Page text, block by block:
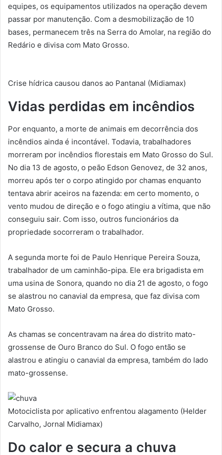
equipes, os equipamentos utilizados na operação devem
passar por manutenção. Com a desmobilização de 10
bases, permanecem três na Serra do Amolar, na região do
Redário e divisa com Mato Grosso.
Crise hídrica causou danos ao Pantanal (Midiamax)
Vidas perdidas em incêndios
Por enquanto, a morte de animais em decorrência dos
incêndios ainda é incontável. Todavia, trabalhadores
morreram por incêndios florestais em Mato Grosso do Sul.
No dia 13 de agosto, o peão Edson Genovez, de 32 anos,
morreu após ter o corpo atingido por chamas enquanto
tentava abrir aceiros na fazenda: em certo momento, o
vento mudou de direção e o fogo atingiu a vítima, que não
conseguiu sair. Com isso, outros funcionários da
propriedade socorreram o trabalhador.
A segunda morte foi de Paulo Henrique Pereira Souza,
trabalhador de um caminhão-pipa. Ele era brigadista em
uma usina de Sonora, quando no dia 21 de agosto, o fogo
se alastrou no canavial da empresa, que faz divisa com
Mato Grosso.
As chamas se concentravam na área do distrito mato-
grossense de Ouro Branco do Sul. O fogo então se
alastrou e atingiu o canavial da empresa, também do lado
mato-grossense.
Motociclista por aplicativo enfrentou alagamento (Helder
Carvalho, Jornal Midiamax)
Do calor e secura a chuva